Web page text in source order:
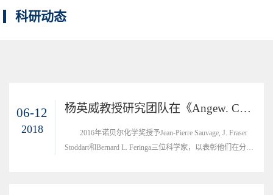
科研动态
06-12
2018
杨英威教授研究团队在《Angew. Chem. Int. Ed.》杂志上报道新型超分子大环受体
2016年诺贝尔化学奖授予Jean-Pierre Sauvage, J. Fraser
Stoddart和Bernard L. Feringa三位科学家，以表彰他们在分子